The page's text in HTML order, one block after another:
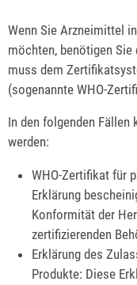
Wenn Sie Arzneimittel
möchten, benötigen
muss dem
(sogenannte WHO-
In den folgenden Fällen
werden:
WHO-Zertifikat für
Erklärung
Konformität der
zertifizierenden
Erklärung des
Produkte: Diese